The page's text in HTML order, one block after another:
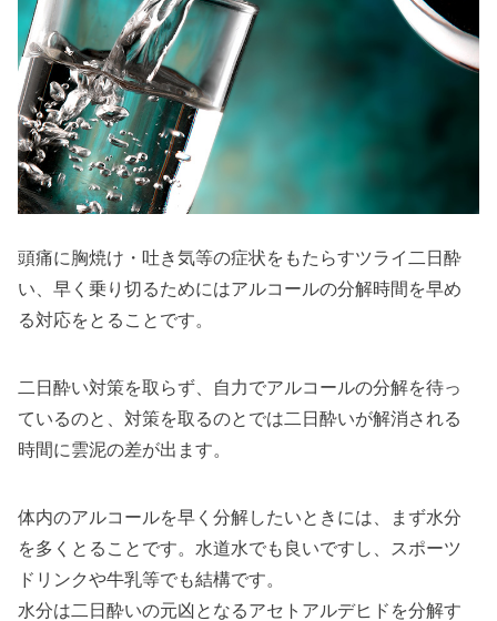
頭痛に胸焼け・吐き気等の症状をもたらすツライ二日酔
い、早く乗り切るためにはアルコールの分解時間を早め
る対応をとることです。
二日酔い対策を取らず、自力でアルコールの分解を待っ
ているのと、対策を取るのとでは二日酔いが解消される
時間に雲泥の差が出ます。
体内のアルコールを早く分解したいときには、まず水分
を多くとることです。水道水でも良いですし、スポーツ
ドリンクや牛乳等でも結構です。
水分は二日酔いの元凶となるアセトアルデヒドを分解す